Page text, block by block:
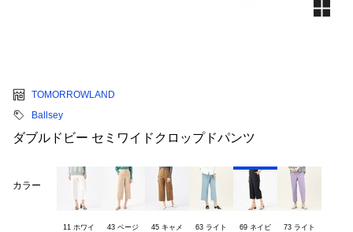
TOMORROWLAND
Ballsey
ダブルドビー セミワイドクロップドパンツ
カラー
11 ホワイ
43 ベージ
45 キャメ
63 ライト
69 ネイビ
73 ライト